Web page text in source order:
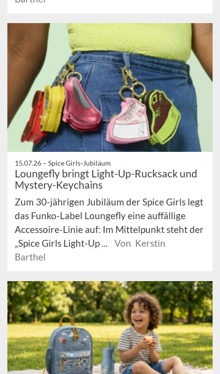
15.07.26 – Spice Girls-Jubiläum
Loungefly bringt Light-Up-Rucksack und
Mystery-Keychains
Zum 30-jährigen Jubiläum der Spice Girls legt
das Funko-Label Loungefly eine auffällige
Accessoire-Linie auf: Im Mittelpunkt steht der
„Spice Girls Light-Up ...
Von Kerstin
Barthel